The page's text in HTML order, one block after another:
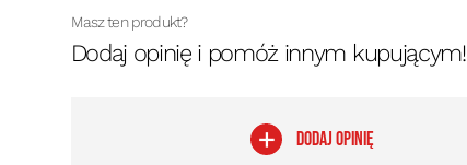
Masz ten produkt?
Dodaj opinię i pomóż innym kupującym!
DODAJ OPINIĘ